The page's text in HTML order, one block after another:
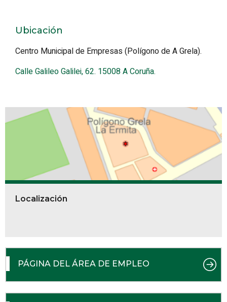
Ubicación
Centro Municipal de Empresas (Polígono de A Grela).
Calle Galileo Galilei, 62. 15008 A Coruña.
Localización
PÁGINA DEL ÁREA DE EMPLEO